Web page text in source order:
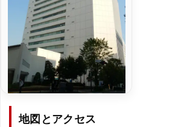
地図とアクセス